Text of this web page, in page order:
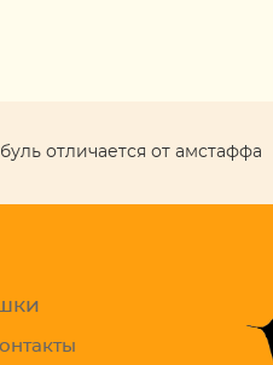
отличается от амстаффа